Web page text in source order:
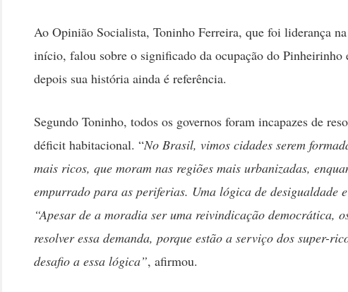
Ao Opinião Socialista, Toninho Ferreira, que foi liderança
início, falou sobre o significado da ocupação do Pinheirinho
depois sua história ainda é referência.
Segundo Toninho, todos os governos foram incapazes de
déficit habitacional. “No Brasil, vimos cidades serem
mais ricos, que moram nas regiões mais urbanizadas,
empurrado para as periferias. Uma lógica de desigualdade
“Apesar de a moradia ser uma reivindicação democrática,
resolver essa demanda, porque estão a serviço dos super-
desafio a essa lógica”, afirmou.